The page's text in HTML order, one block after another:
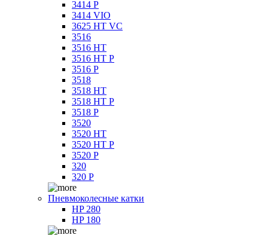
3414 P
3414 VIO
3625 HT VC
3516
3516 HT
3516 HT P
3516 P
3518
3518 HT
3518 HT P
3518 P
3520
3520 HT
3520 HT P
3520 P
320
320 P
Пневмоколесные катки
HP 280
HP 180